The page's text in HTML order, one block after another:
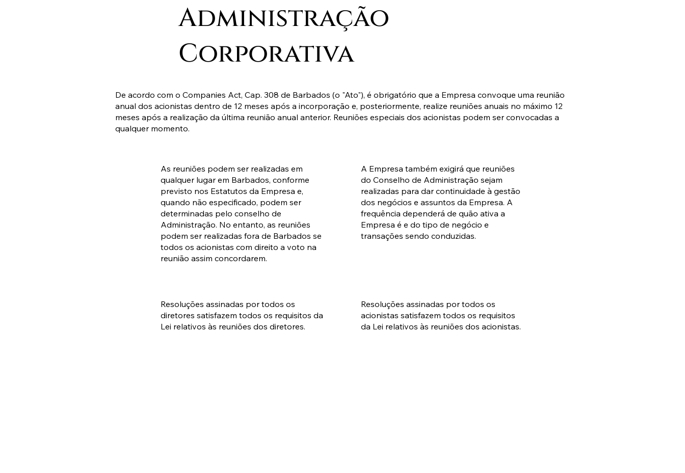
Administração
Corporativa
De acordo com o Companies Act, Cap. 308 de Barbados (o "Ato"), é obrigatório que a Empresa convoque uma reunião
anual dos acionistas dentro de 12 meses após a incorporação e, posteriormente, realize reuniões anuais no máximo 12
meses após a realização da última reunião anual anterior. Reuniões especiais dos acionistas podem ser convocadas a
qualquer momento.
As reuniões podem ser realizadas em
qualquer lugar em Barbados, conforme
previsto nos Estatutos da Empresa e,
quando não especificado, podem ser
determinadas pelo conselho de
Administração. No entanto, as reuniões
podem ser realizadas fora de Barbados se
todos os acionistas com direito a voto na
reunião assim concordarem.
A Empresa também exigirá que reuniões
do Conselho de Administração sejam
realizadas para dar continuidade à gestão
dos negócios e assuntos da Empresa. A
frequência dependerá de quão ativa a
Empresa é e do tipo de negócio e
transações sendo conduzidas.
Resoluções assinadas por todos os
diretores satisfazem todos os requisitos da
Lei relativos às reuniões dos diretores.
Resoluções assinadas por todos os
acionistas satisfazem todos os requisitos
da Lei relativos às reuniões dos acionistas.